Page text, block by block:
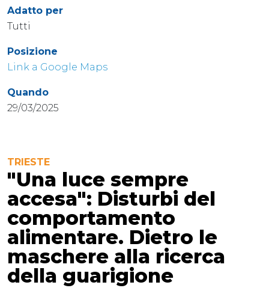
Adatto per
Tutti
Posizione
Link a Google Maps
Quando
29/03/2025
TRIESTE
"Una luce sempre
accesa": Disturbi del
comportamento
alimentare. Dietro le
maschere alla ricerca
della guarigione